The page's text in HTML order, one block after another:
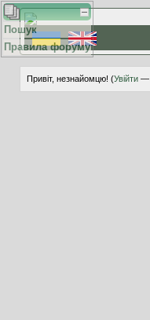
Привіт, незнайомцю! (Увійти—
Пошук
Правила форуму